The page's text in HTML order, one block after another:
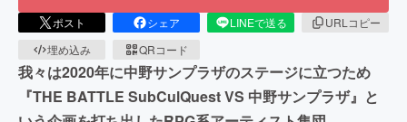
ポスト シェア LINEで送る
URLコピー
埋め込み
QRコード
我々は2020年に中野サンプラザのステージに立つため
『THE BATTLE SubCulQuest VS 中野サンプラザ』と